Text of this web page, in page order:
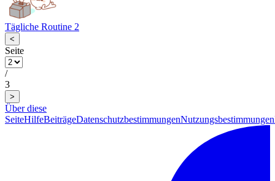
Tägliche Routine 2
<
Seite
/
3
>
Über diese
SeiteHilfeBeiträgeDatenschutzbestimmungenNutzungsbestimmungen